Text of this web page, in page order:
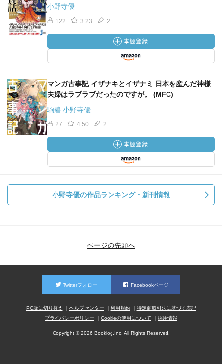
小野寺優
122 3.23 2
マンガ古事記 イザナキとイザナミ 日本を産んだ神様
夫婦はラブラブだったのですが。 (MFC)
駒碧 小野寺優
27 4.50 2
小野寺優の作品ランキング・新刊情報
ページの先頭へ
Twitterフォロー Facebookページ
PC版に切り替え ヘルプセンター 利用規約
特定商取引法に基づく表記
プライバシーポリシー
Cookieの使用について 採用情報
Copyright © 2026 Booklog,Inc. All Rights Reserved.